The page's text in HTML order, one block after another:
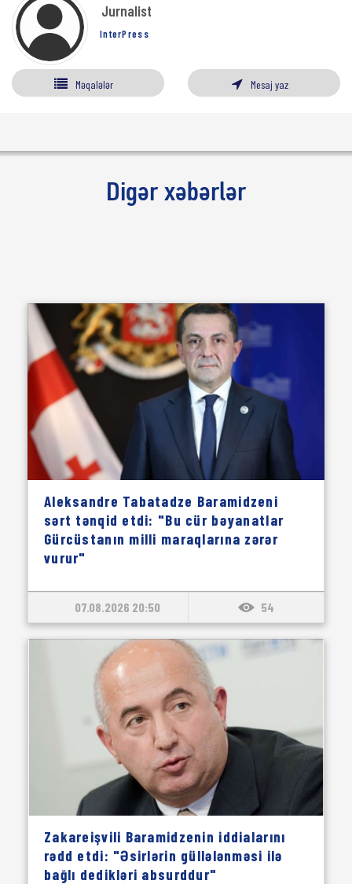
Jurnalist
InterPress
Məqalələr Mesaj yaz
Digər xəbərlər
Aleksandre Tabatadze Baramidzeni
sərt tənqid etdi: "Bu cür bəyanatlar
Gürcüstanın milli maraqlarına zərər
vurur"
07.08.2026 20:50 54
Zakareişvili Baramidzenin iddialarını
rədd etdi: "Əsirlərin güllələnməsi ilə
bağlı dedikləri absurddur"